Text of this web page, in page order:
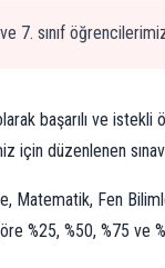
7. sınıf
başarılı ve istekli
için düzenlenen
Matematik, Fen
%25, %50, %75 ve